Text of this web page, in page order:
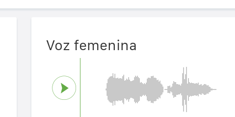
Voz femenina